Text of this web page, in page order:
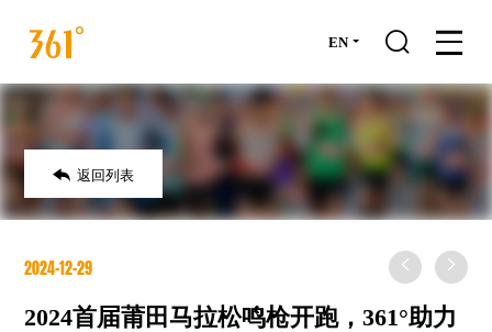
EN 
 返回列表
2024-12-29
2024首届莆田马拉松鸣枪开跑，361°助力
 